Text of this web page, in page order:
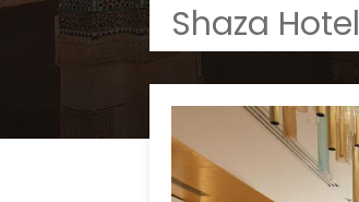
Shaza